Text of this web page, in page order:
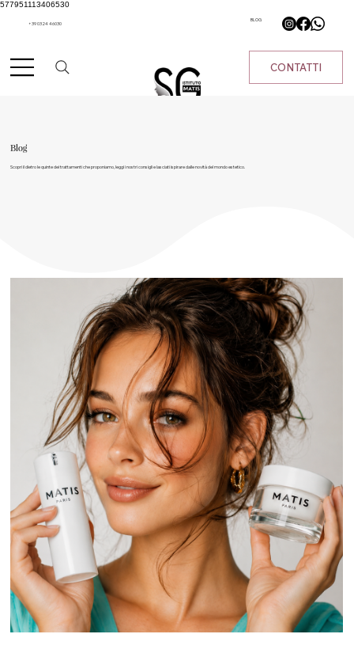
577951113406530
+39 0324 46030
BLOG
CONTATTI
Blog
Scopri il dietro le quinte dei trattamenti che proponiamo, leggi i nostri consigli e lasciati ispirare dalle novità del mondo estetico.